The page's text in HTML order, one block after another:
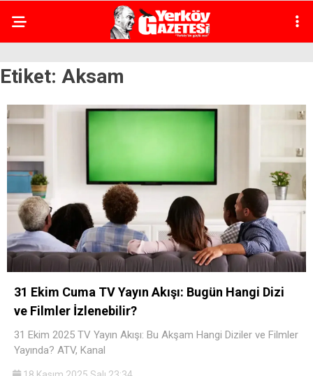
Etiket: Aksam
31 Ekim Cuma TV Yayın Akışı: Bugün Hangi Dizi
ve Filmler İzlenebilir?
31 Ekim 2025 TV Yayın Akışı: Bu Akşam Hangi Diziler ve Filmler
Yayında? ATV, Kanal